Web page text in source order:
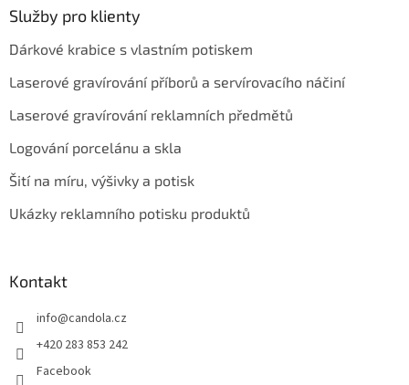
Služby pro klienty
Dárkové krabice s vlastním potiskem
Laserové gravírování příborů a servírovacího náčiní
Laserové gravírování reklamních předmětů
Logování porcelánu a skla
Šití na míru, výšivky a potisk
Ukázky reklamního potisku produktů
Kontakt
info@candola.cz
+420 283 853 242
Facebook